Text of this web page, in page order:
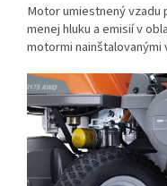
Motor umiestnený
menej hluku a emisií v
motormi nainštalovanými